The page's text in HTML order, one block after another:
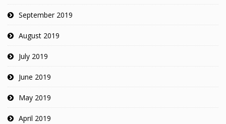
September 2019
August 2019
July 2019
June 2019
May 2019
April 2019